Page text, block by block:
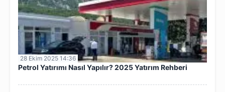
28 Ekim 2025 14:36
Petrol Yatırımı Nasıl Yapılır? 2025 Yatırım Rehberi